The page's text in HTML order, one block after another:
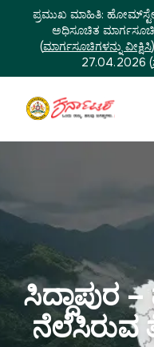
ಪ್ರಮುಖ ಮಾಹಿತಿ:
ಅಧಿಸೂಚಿತ
(ಮಾರ್ಗಸೂಚಿಗಳನ್ನು ವೀಕ್ಷಿಸಿ)
27.04.2026 (
ಸಿದ್ದಾಪುರ
ನೆಲೆಸಿರುವ